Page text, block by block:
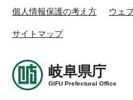
個人情報保護の考え方 ウェ
サイトマップ
岐阜県庁
GIFU Prefectural Office